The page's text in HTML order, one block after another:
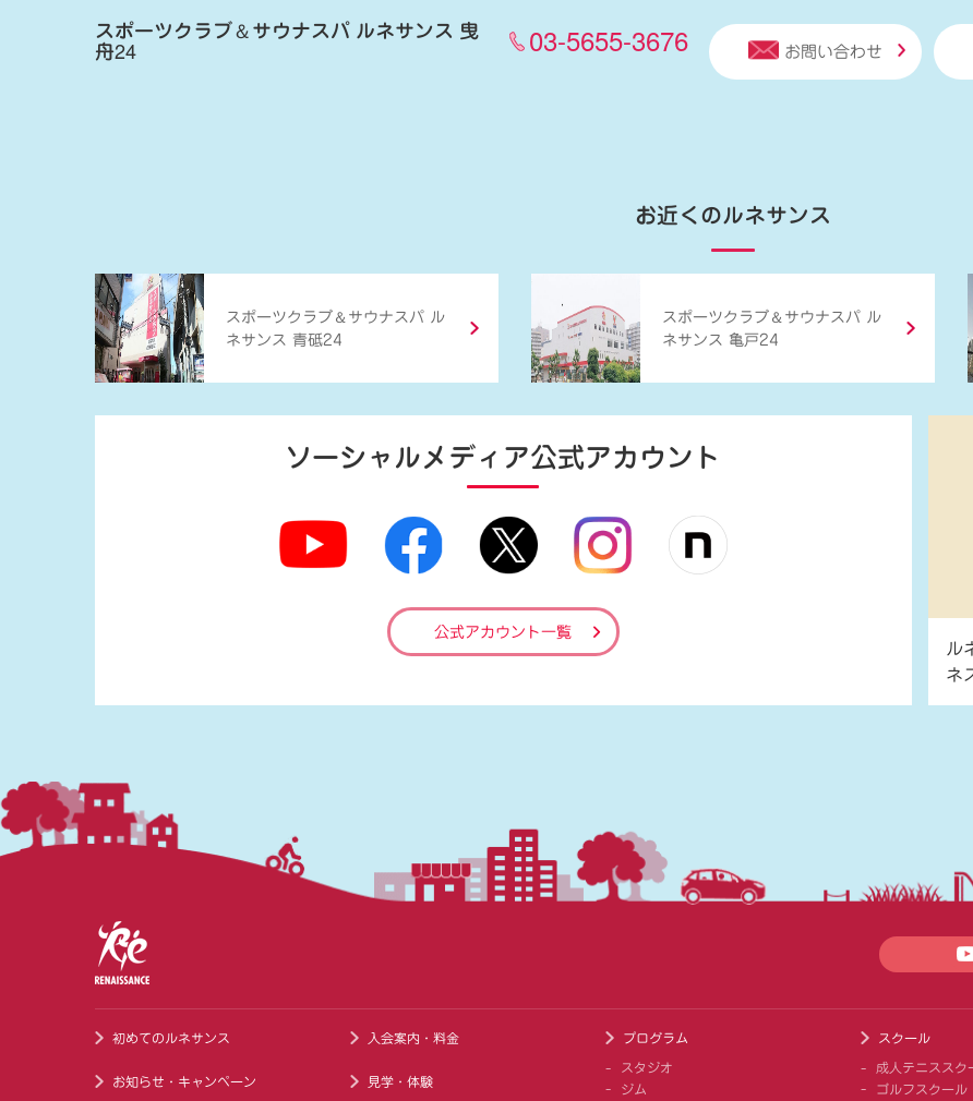
スポーツクラブ＆サウナスパ ルネサンス 曳
舟24 03-5655-3676 お問い合わせ
お近くのルネサンス
スポーツクラブ ＆ サウナスパ ル
ネサンス 青砥24
スポーツクラブ ＆ サウナスパ ル
ネサンス 亀戸24
ソーシャルメディア公式アカウント
公式アカウント一覧
ル
ネ
初めてのルネサンス
お知らせ・キャンペーン
入会案内・料金
見学・体験
プログラム
スタジオ
ジム
スクール
成人テニススク
ゴルフスクール